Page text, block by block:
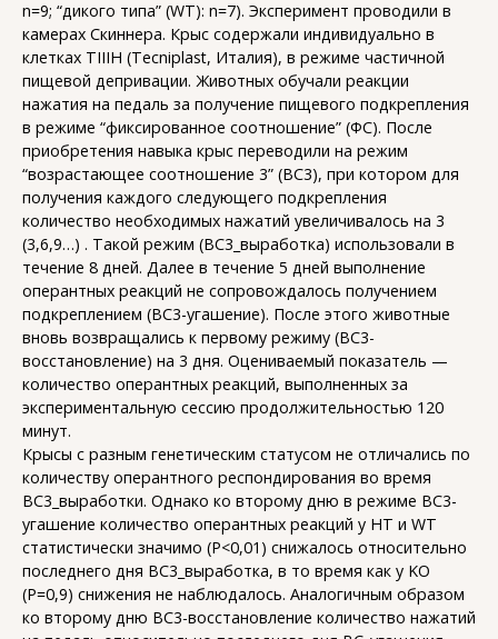
n=9; “дикого типа” (WT): n=7). Эксперимент проводили в
камерах Скиннера. Крыс содержали индивидуально в
клетках ТIIIH (Tecniplast, Италия), в режиме частичной
пищевой депривации. Животных обучали реакции
нажатия на педаль за получение пищевого подкрепления
в режиме “фиксированное соотношение” (ФС). После
приобретения навыка крыс переводили на режим
“возрастающее соотношение 3” (ВС3), при котором для
получения каждого следующего подкрепления
количество необходимых нажатий увеличивалось на 3
(3,6,9…) . Такой режим (ВС3_выработка) использовали в
течение 8 дней. Далее в течение 5 дней выполнение
оперантных реакций не сопровождалось получением
подкреплением (ВС3-угашение). После этого животные
вновь возвращались к первому режиму (ВС3-
восстановление) на 3 дня. Оцениваемый показатель —
количество оперантных реакций, выполненных за
экспериментальную сессию продолжительностью 120
минут.
Крысы с разным генетическим статусом не отличались по
количеству оперантного респондирования во время
ВС3_выработки. Однако ко второму дню в режиме ВС3-
угашение количество оперантных реакций у HT и WT
статистически значимо (P<0,01) снижалось относительно
последнего дня ВС3_выработка, в то время как у KO
(P=0,9) снижения не наблюдалось. Аналогичным образом
ко второму дню ВС3-восстановление количество нажатий